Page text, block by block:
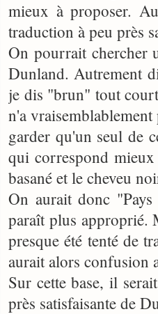
mieux à proposer.
traduction à peu près
On pourrait chercher
Dunland. Autrement
je dis "brun" tout
n'a
garder qu'un seul de
qui correspond
basané et le cheveu
On aurait donc
paraît plus approprié.
presque été tenté de
aurait alors confusion
Sur cette base, il
près satisfaisante de